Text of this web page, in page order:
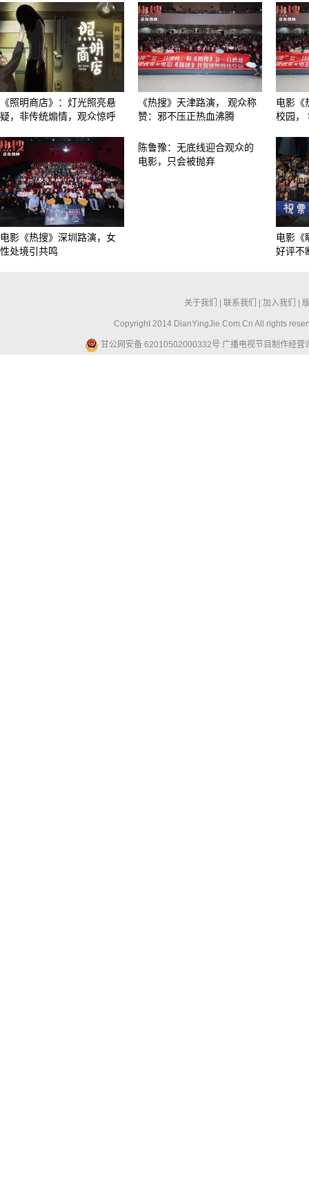
《照明商店》：灯光照亮悬
疑，非传统煽情，观众惊呼
《热搜》天津路演， 观众称
赞：邪不压正热血沸腾
电影《
校园，
电影《热搜》深圳路演，女
性处境引共鸣
陈鲁豫：无底线迎合观众的
电影，只会被抛弃
电影《
好评不
关于我们 联系我们 加入我们
Copyright 2014 DianYingJie.Com.Cn All rights
甘公网安备 62010502000332号 广播电视节目制作经